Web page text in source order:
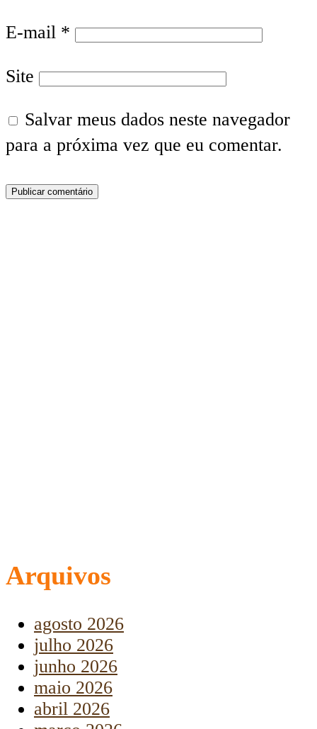
E-mail *
Site
Salvar meus dados neste navegador
para a próxima vez que eu comentar.
Arquivos
agosto 2026
julho 2026
junho 2026
maio 2026
abril 2026